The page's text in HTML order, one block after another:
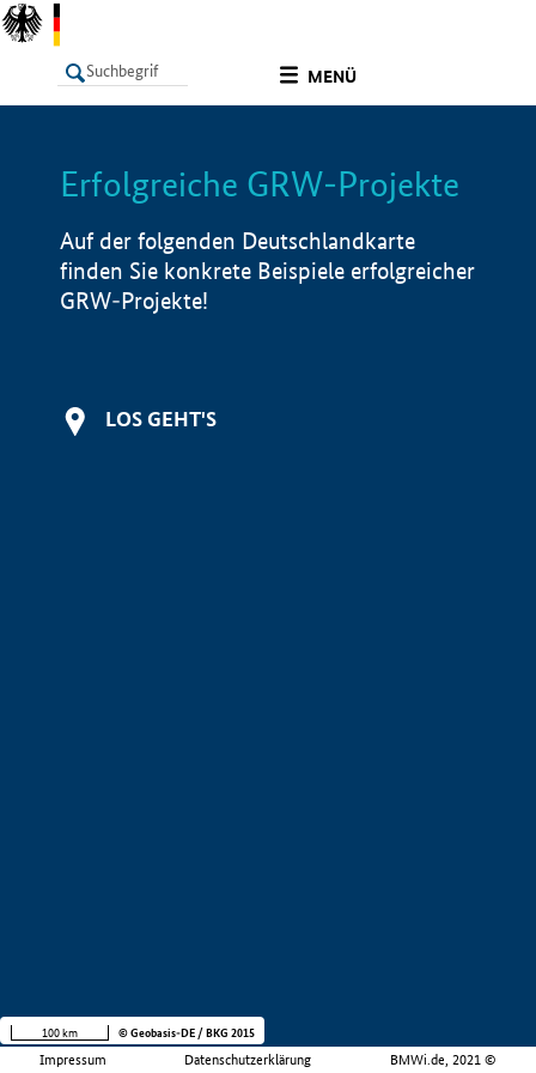
MENÜ
LISTE Info
Erfolgreiche GRW-Projekte
Auf der folgenden Deutschlandkarte
finden Sie konkrete Beispiele erfolgreicher
GRW-Projekte!
LOS GEHT'S
Impressum Datenschutzerklärung BMWi.de, 2021 ©
100 km © Geobasis-DE / BKG 2015